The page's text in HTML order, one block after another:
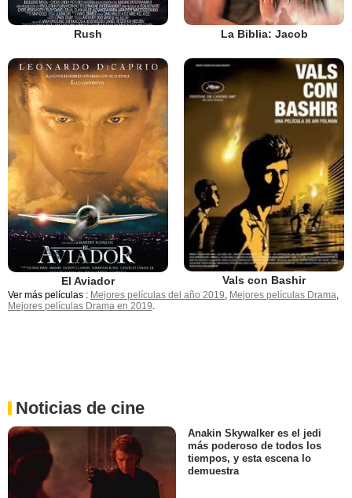
Rush La Biblia: Jacob
El Aviador Vals con Bashir
Ver más películas : Mejores películas del año 2019 Mejores películas Drama
Mejores películas Drama en 2019
Noticias de cine
Anakin Skywalker es el jedi
más poderoso de todos los
tiempos, y esta escena lo
demuestra